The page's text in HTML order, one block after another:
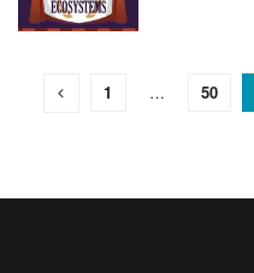
1 … 50